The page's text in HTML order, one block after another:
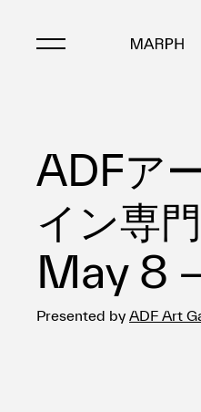
ADFア
イン専
May 8
Presented by ADF Art